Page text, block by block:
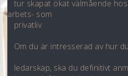
tur skapat ökat välmående
arbets- som
privatliv.
Om du är intresserad av hur
ledarskap, ska du definitivt